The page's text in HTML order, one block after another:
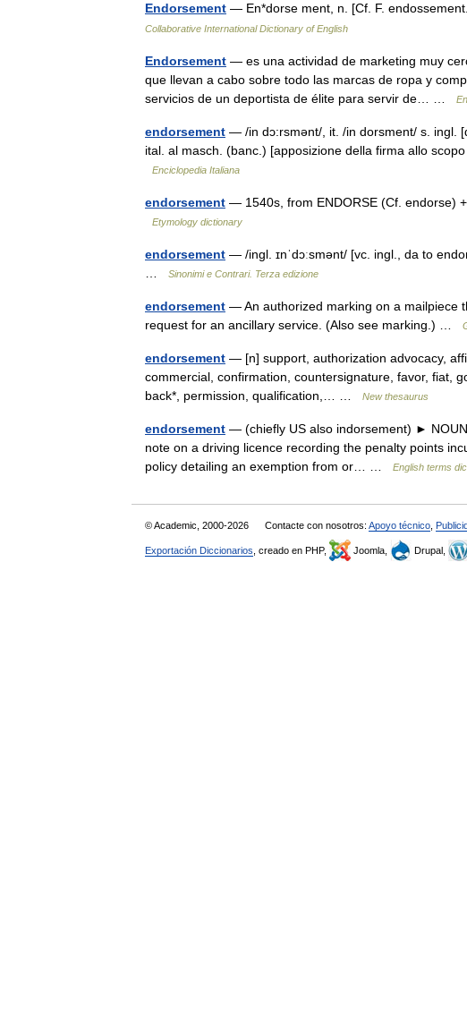
Endorsement — En*dorse ment, n. [Cf. F.
Collaborative International Dictionary of English
Endorsement — es una actividad de marketing muy
que llevan a cabo sobre todo las marcas de ropa y
servicios de un deportista de élite para servir de… …
endorsement — /in dɔ:rsmənt/, it. /in dorsment/ s. ingl.
ital. al masch. (banc.) [apposizione della firma allo
Enciclopedia Italiana
endorsement — 1540s, from ENDORSE (Cf. endorse)
Etymology dictionary
endorsement — /ingl. ɪnˈdɔːsmənt/ [vc. ingl., da to
Sinonimi e Contrari. Terza edizione
endorsement — An authorized marking on a mailpiece
request for an ancillary service. (Also see marking.) …
endorsement — [n] support, authorization advocacy,
commercial, confirmation, countersignature, favor, fiat,
back*, permission, qualification,… …
New thesaurus
endorsement — (chiefly US also indorsement) ►
note on a driving licence recording the penalty points
policy detailing an exemption from or… …
English terms
© Academic, 2000-2026 Contacte con nosotros: Apoyo técnico
Exportación Diccionarios , creado en PHP, Joomla, Drupal,